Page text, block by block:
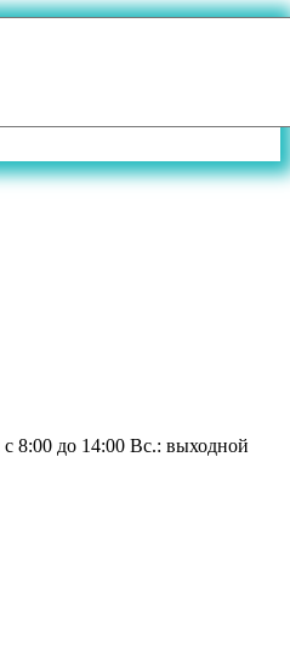
8:00 до 14:00 Вс.: выходной